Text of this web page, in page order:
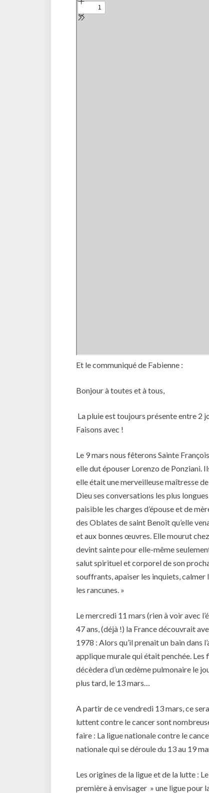
Et le communiqué de Fabienne :
Bonjour à toutes et à tous,
La pluie est toujours présente entre 2
Faisons avec !
Le 9 mars nous fêterons Sainte
elle dut épouser Lorenzo de Ponziani.
elle était une merveilleuse maîtresse
Dieu ses conversations les plus
paisible les charges d’épouse et de
des Oblates de saint Benoît qu’elle
et aux bonnes œuvres. Elle mourut
devint sainte pour elle-même
salut spirituel et corporel de son
souffrants, apaiser les inquiets, calmer
les rancunes. »
Le mercredi 11 mars (rien à voir avec
47 ans, (déjà !) la France découvrait
1978 : Alors qu’il prenait un bain dans
applique murale qui était penchée.
décèdera d’un œdème pulmonaire le
plus tard, le 13 mars…
A partir de ce vendredi 13 mars, ce
luttent contre le cancer sont
faire : La ligue nationale contre le
nationale qui se déroule du 13 au 19
Les origines de la ligue et de la lutte :
première à envisager » une ligue pour